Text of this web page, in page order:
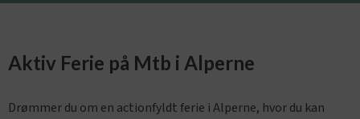
Aktiv Ferie på Mtb i Alperne
Drømmer du om en actionfyldt ferie i Alperne, hvor du kan